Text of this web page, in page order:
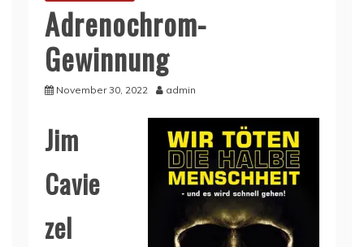
Adrenochrom-
Gewinnung
November 30, 2022 admin
Jim
Cavie
zel